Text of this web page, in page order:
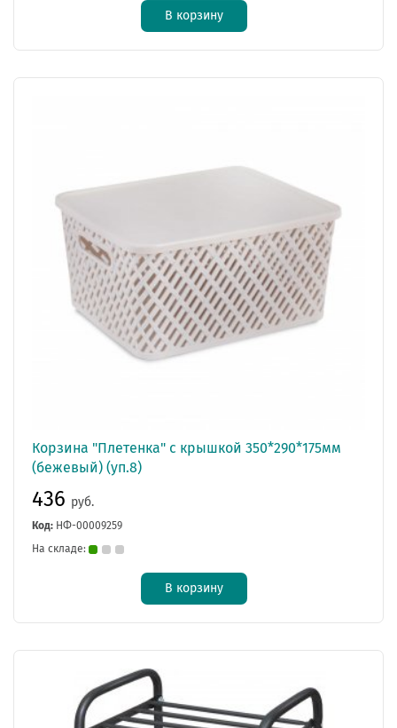
В корзину
Корзина "Плетенка" с крышкой 350*290*175мм
(бежевый) (уп.8)
436 руб.
Код: НФ-00009259
На складе:
В корзину